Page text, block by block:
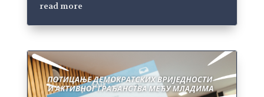
read more